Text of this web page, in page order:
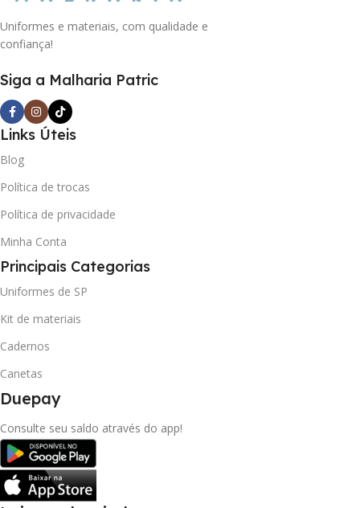
Uniformes e materiais, com qualidade e
confiança!
Siga a Malharia Patric
Links Úteis
Blog
Política de trocas
Política de privacidade
Minha Conta
Principais Categorias
Uniformes de SP
Kit de materiais
Cadernos
Canetas
Duepay
Consulte seu saldo através do app!